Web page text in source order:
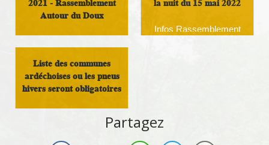
Autour du Doux
Infos Rassemblement
Liste des communes
ardéchoises ou les pneus
hivers seront obligatoires
Partagez